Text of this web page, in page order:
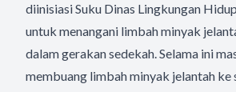
diinisiasi Suku Dinas Lingkungan
untuk menangani limbah minyak
dalam gerakan sedekah. Selama ini
membuang limbah minyak jelantah ke